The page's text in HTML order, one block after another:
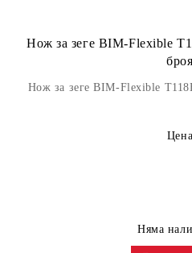
Нож за зеге BIM-Flexiblе
броя
Нож за зеге BIM-Flexiblе
Цена
Няма